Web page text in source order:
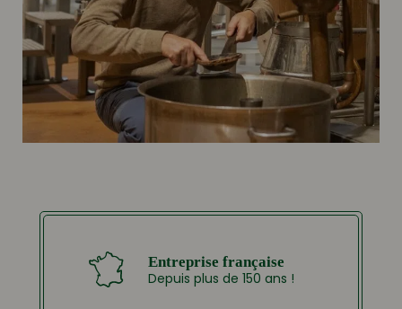
Entreprise française
Depuis plus de 150 ans !